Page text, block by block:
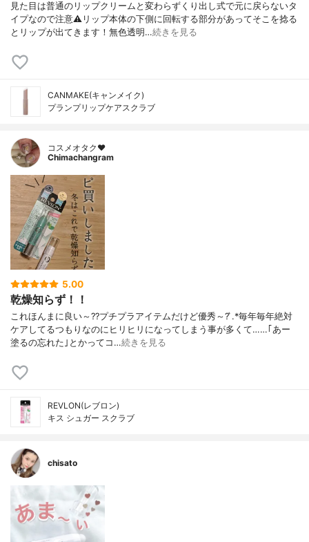
見た目は普通のリップクリームと変わらずくり出し式で元に戻らないタ
イプなので注意⚠️リップ本体の下側に回転する部分があってそこを捻る
とリップが出てきます！無色透明…続きを見る
CANMAKE(キャンメイク)
プランプリップケアスクラブ
コスメオタク♥︎
Chimachangram
5.00
乾燥知らず！！
これほんまに良い～??プチプラアイテムだけど優秀～? ͛.*毎年毎年絶対
ケアしてるつもりなのにヒリヒリになってしまう事が多くて……｢あー
塗るの忘れた｣とかってコ…続きを見る
REVLON(レブロン)
キス シュガー スクラブ
chisato